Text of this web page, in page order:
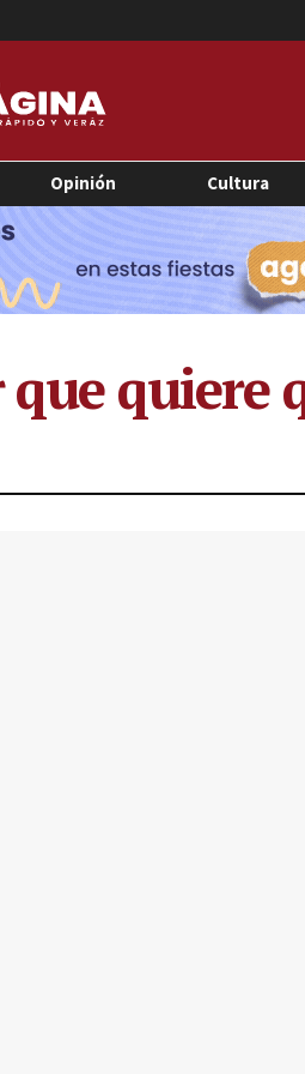
Opinión Cultura
quiere